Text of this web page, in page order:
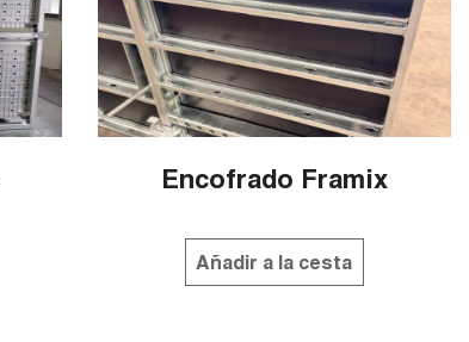
Encofrado Framix
Añadir a la cesta